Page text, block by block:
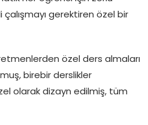
çalışmayı gerektiren özel bir
özel ders almaları
birebir derslikler
olarak dizayn edilmiş, tüm